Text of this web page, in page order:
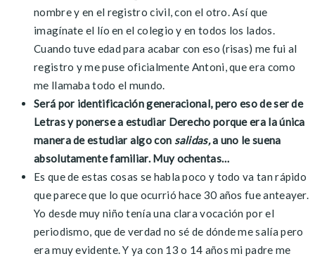
nombre y en el registro civil, con el otro. Así que
imagínate el lío en el colegio y en todos los lados.
Cuando tuve edad para acabar con eso (risas) me fui al
registro y me puse oficialmente Antoni, que era como
me llamaba todo el mundo.
Será por identificación generacional, pero eso de ser de
Letras y ponerse a estudiar Derecho porque era la única
manera de estudiar algo con salidas,a uno le suena
absolutamente familiar. Muy ochentas…
Es que de estas cosas se habla poco y todo va tan rápido
que parece que lo que ocurrió hace 30 años fue anteayer.
Yo desde muy niño tenía una clara vocación por el
periodismo, que de verdad no sé de dónde me salía pero
era muy evidente. Y ya con 13 o 14 años mi padre me